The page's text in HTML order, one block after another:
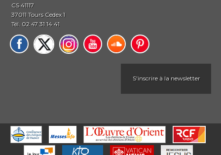
CS 41117
37011 Tours Cedex 1
Tél. 02 47 31 14 41
S'inscrire à la newsletter